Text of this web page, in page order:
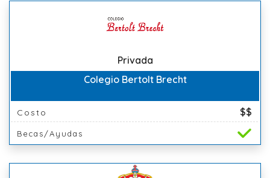
Privada
Colegio Bertolt Brecht
Costo $$
Becas/Ayudas